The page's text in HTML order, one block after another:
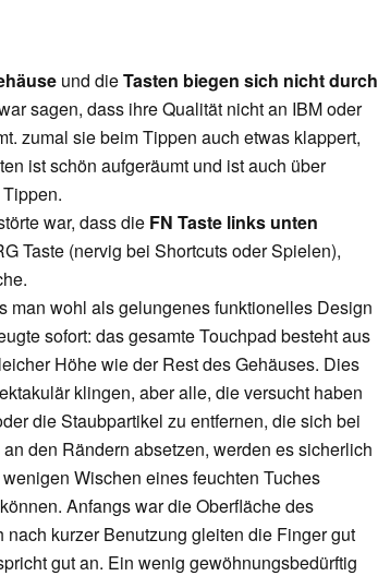
und dieTasten biegen sich nicht durch
sagen, dass ihre Qualität nicht an IBM oder
zumal sie beim Tippen auch etwas klappert,
ist schön aufgeräumt und ist auch über
war, dass die FN Taste links unten
Taste (nervig bei Shortcuts oder Spielen),
man wohl als gelungenes funktionelles Design
sofort: das gesamte Touchpad besteht aus
Höhe wie der Rest des Gehäuses. Dies
klingen, aber alle, die versucht haben
die Staubpartikel zu entfernen, die sich bei
den Rändern absetzen, werden es sicherlich
Wischen eines feuchten Tuches
Anfangs war die Oberfläche des
nach kurzer Benutzung gleiten die Finger gut
gut an. Ein wenig gewöhnungsbedürftig